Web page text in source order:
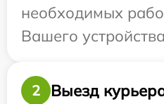
необходимых
Вашего
2
Выезд